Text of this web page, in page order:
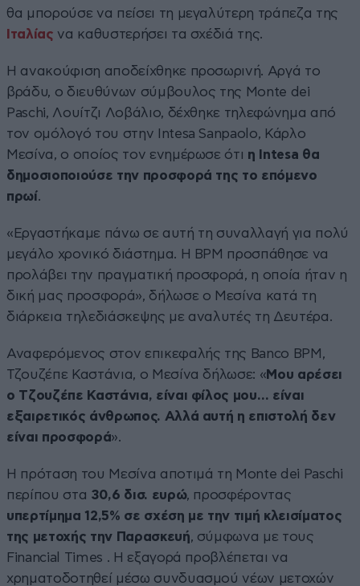
θα μπορούσε να πείσει τη μεγαλύτερη τράπεζα της
Ιταλίας να καθυστερήσει τα σχέδιά της.
Η ανακούφιση αποδείχθηκε προσωρινή. Αργά το
βράδυ, ο διευθύνων σύμβουλος της Monte dei
Paschi, Λουίτζι Λοβάλιο, δέχθηκε τηλεφώνημα από
τον ομόλογό του στην Intesa Sanpaolo, Κάρλο
Μεσίνα, ο οποίος τον ενημέρωσε ότι η Intesa θα
δημοσιοποιούσε την προσφορά της το επόμενο
πρωί.
«Εργαστήκαμε πάνω σε αυτή τη συναλλαγή για πολύ
μεγάλο χρονικό διάστημα. Η BPM προσπάθησε να
προλάβει την πραγματική προσφορά, η οποία ήταν η
δική μας προσφορά», δήλωσε ο Μεσίνα κατά τη
διάρκεια τηλεδιάσκεψης με αναλυτές τη Δευτέρα.
Αναφερόμενος στον επικεφαλής της Banco BPM,
Τζουζέπε Καστάνια, ο Μεσίνα δήλωσε: «Μου αρέσει
ο Τζουζέπε Καστάνια, είναι φίλος μου… είναι
εξαιρετικός άνθρωπος. Αλλά αυτή η επιστολή δεν
είναι προσφορά».
Η πρόταση του Μεσίνα αποτιμά τη Monte dei Paschi
περίπου στα 30,6 δισ. ευρώ, προσφέροντας
υπερτίμημα 12,5% σε σχέση με την τιμή κλεισίματος
της μετοχής την Παρασκευή, σύμφωνα με τους
Financial Times . Η εξαγορά προβλέπεται να
χρηματοδοτηθεί μέσω συνδυασμού νέων μετοχών